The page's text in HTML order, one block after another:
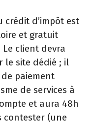
crédit d’impôt est
et gratuit
Le client devra
le site dédié ; il
paiement
de services à
et aura 48h
contester (une